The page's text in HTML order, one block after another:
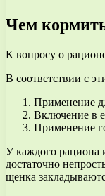
Чем
К вопросу о
В соответствии с
Применение
Включение в
Применение
У каждого рациона
достаточно
щенка